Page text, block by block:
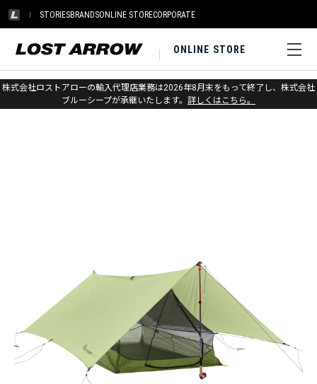
STORIESBRANDSONLINE STORECORPORATE
ONLINE STORE
株式会社ロストアローの輸入代理店業務は2026年8月末をもって終了し、株式会社
ブルーシープが承継いたします。 詳しくはこちら。
ホーム > シートゥサミット > アウトドアギア